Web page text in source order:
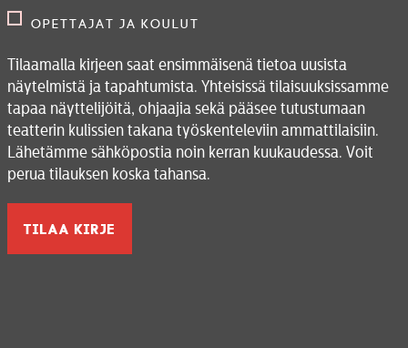
Opettajat ja koulut
Tilaamalla kirjeen saat ensimmäisenä tietoa uusista
näytelmistä ja tapahtumista. Yhteisissä tilaisuuksissamme
tapaa näyttelijöitä, ohjaajia sekä pääsee tutustumaan
teatterin kulissien takana työskenteleviin ammattilaisiin.
Lähetämme sähköpostia noin kerran kuukaudessa. Voit
perua tilauksen koska tahansa.